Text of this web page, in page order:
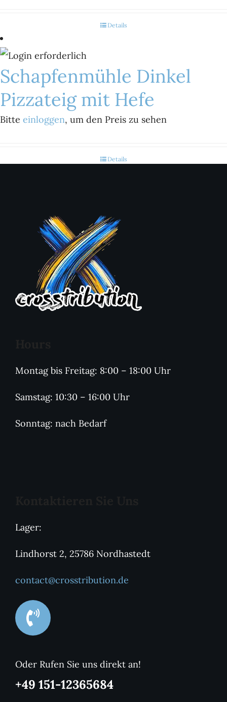
Details
Schapfenmühle Dinkel
Pizzateig mit Hefe
Bitte einloggen, um den Preis zu sehen
Details
Montag bis Freitag: 8:00 – 18:00 Uhr
Samstag: 10:30 – 16:00 Uhr
Sonntag: nach Bedarf
Lager:
Lindhorst 2, 25786 Nordhastedt
contact@crosstribution.de
Oder Rufen Sie uns direkt an!
+49 151-12365684